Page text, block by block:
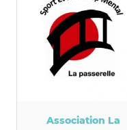
Association La